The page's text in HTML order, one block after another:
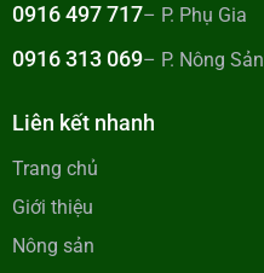
0916 497 717– P. Phụ Gia
0916 313 069– P. Nông Sản
Liên kết nhanh
Trang chủ
Giới thiệu
Nông sản